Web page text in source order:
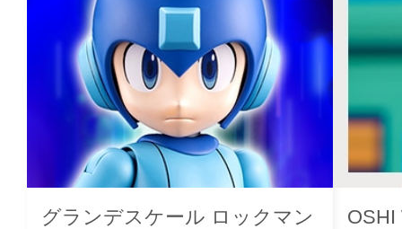
グランデスケール ロックマン
OSHI